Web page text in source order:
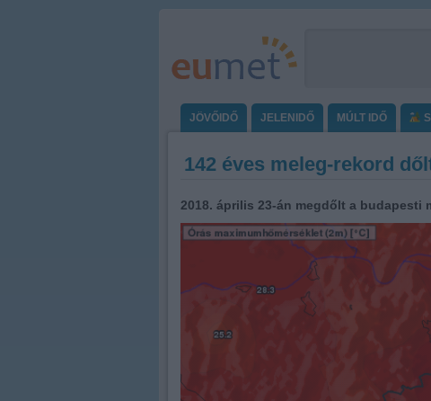
JÖVŐIDŐ JELENIDŐ MÚLT IDŐ
142 éves meleg-rekord
2018. április 23-án megdőlt a budapesti